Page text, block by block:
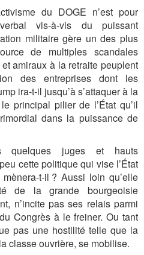
du DOGE n’est pour
vis-à-vis du puissant
militaire gère un des plus
de multiples scandales
amiraux à la retraite peuplent
des entreprises dont les
ira-t-il jusqu’à s’attaquer à la
principal pilier de l’État qu’il
dans la puissance de
quelques juges et hauts
cette politique qui vise l’État
t-il ? Aussi loin qu’elle
de la grande bourgeoisie
n’incite pas ses relais parmi
Congrès à le freiner. Ou tant
pas une hostilité telle que la
classe ouvrière, se mobilise.